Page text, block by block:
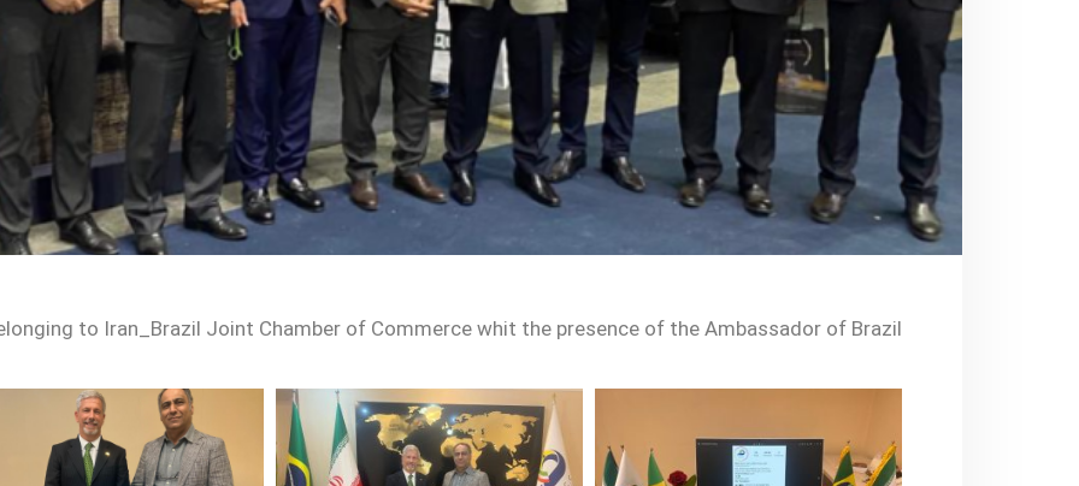
to Iran_Brazil Joint Chamber of Commerce whit the presence of the Ambassador of Brazil